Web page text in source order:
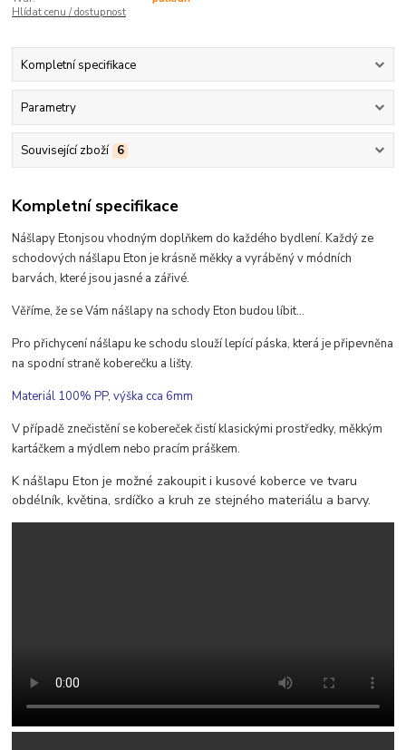
Hlídat cenu / dostupnost
Kompletní specifikace
Parametry
Související zboží 6
Kompletní specifikace
Nášlapy Etonjsouvhodným doplňkem do každého bydlení. Každý ze
schodových nášlapu Eton je krásně měkky a vyráběný v módních
barvách, kteréjsou jasné a zářivé.
Věříme, že se Vám nášlapy na schody Eton budou líbit...
Pro přichycení nášlapu ke schodu slouží lepící páska, která je připevněna
na spodní straně koberečku a lišty.
Materiál 100% PP, výška cca 6mm
V případě znečistění se kobereček čistí klasickými prostředky, měkkým
kartáčkem a mýdlem nebo pracím práškem.
K nášlapu Eton je možné zakoupit i kusové koberce ve tvaru
obdélník, květina, srdíčko a kruh ze stejného materiálu a barvy.